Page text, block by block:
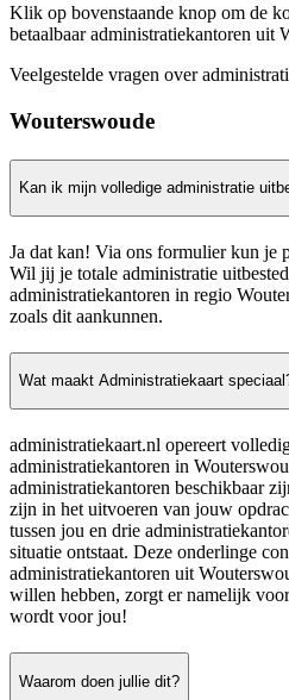
Klik op bovenstaande knop om de
betaalbaar administratiekantoren uit
Veelgestelde vragen over
Wouterswoude
Kan ik mijn volledige administratie
Ja dat kan! Via ons formulier kun je
Wil jij je totale administratie
administratiekantoren in regio
zoals dit aankunnen.
Wat maakt Administratiekaart
administratiekaart.nl opereert
administratiekantoren in
administratiekantoren beschikbaar
zijn in het uitvoeren van jouw
tussen jou en drie
situatie ontstaat. Deze onderlinge
administratiekantoren uit
willen hebben, zorgt er namelijk
wordt voor jou!
Waarom doen jullie dit?